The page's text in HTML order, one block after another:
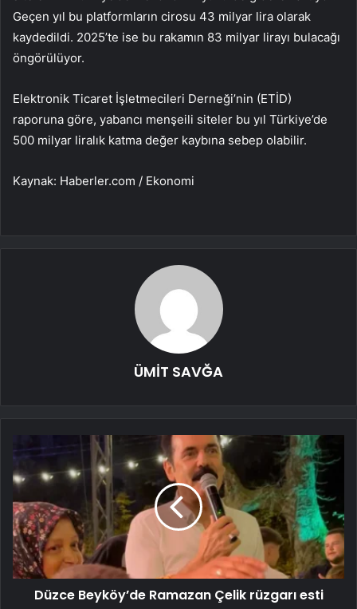
Geçen yıl bu platformların cirosu 43 milyar lira olarak
kaydedildi. 2025’te ise bu rakamın 83 milyar lirayı bulacağı
öngörülüyor.
Elektronik Ticaret İşletmecileri Derneği’nin (ETİD)
raporuna göre, yabancı menşeili siteler bu yıl Türkiye’de
500 milyar liralık katma değer kaybına sebep olabilir.
Kaynak: Haberler.com / Ekonomi
ÜMİT SAVĞA
Düzce Beyköy’de Ramazan Çelik rüzgarı esti